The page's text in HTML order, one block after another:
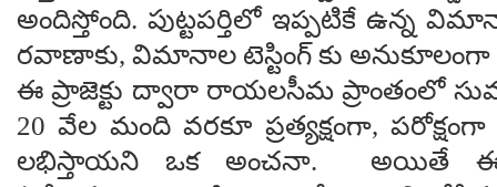
అందిస్తోంది. పుట్టపర్తిలో ఇప్పటికే ఉన్న
రవాణాకు, విమానాల టెస్టింగ్ కు
ఈ ప్రాజెక్టు ద్వారా రాయలసీమ ప్రాంతంలో
20 వేల‌ మంది వ‌ర‌కూ ప్రత్యక్షంగా,
లభిస్తాయని ఒక‌ అంచనా. అయితే ఈ